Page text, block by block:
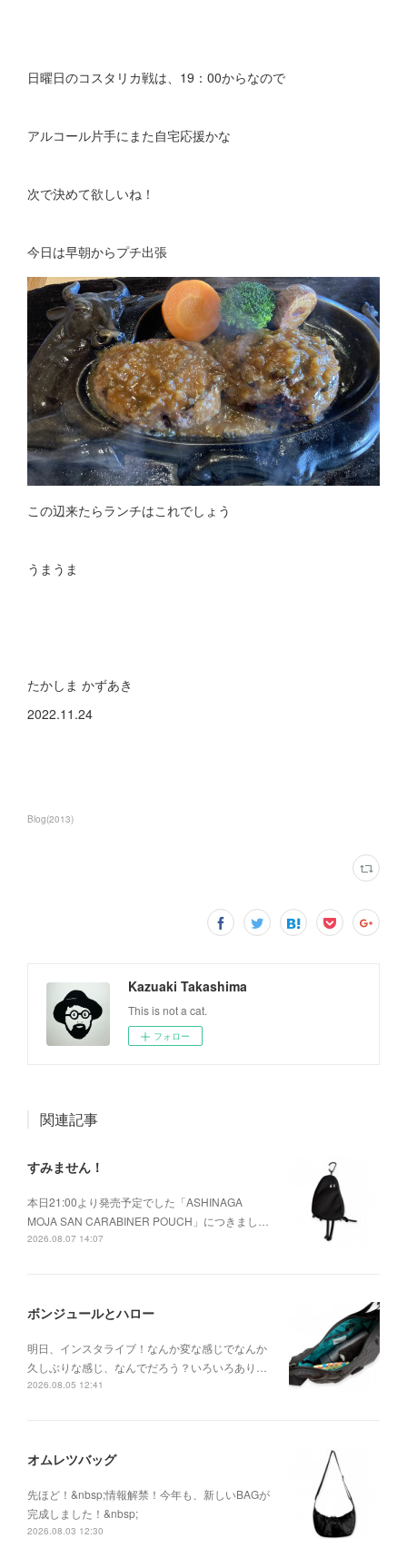
日曜日のコスタリカ戦は、19：00からなので
アルコール片手にまた自宅応援かな
次で決めて欲しいね！
今日は早朝からプチ出張
この辺来たらランチはこれでしょう
うまうま
たかしま かずあき
2022.11.24
Blog(2013)
Kazuaki Takashima
This is not a cat.
フォロー
関連記事
すみません！
本日21:00より発売予定でした「ASHINAGA
MOJA SAN CARABINER POUCH」につきまし…
2026.08.07 14:07
ボンジュールとハロー
明日、インスタライブ！なんか変な感じでなんか
久しぶりな感じ、なんでだろう？いろいろあり…
2026.08.05 12:41
オムレツバッグ
先ほど！&nbsp;情報解禁！今年も、新しいBAGが
完成しました！&nbsp;
2026.08.03 12:30